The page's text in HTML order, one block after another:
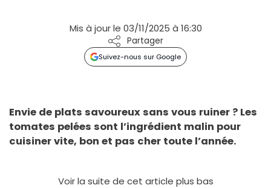
Mis à jour le 03/11/2025 à 16:30
Partager
Suivez-nous sur Google
Envie de plats savoureux sans vous ruiner ? Les
tomates pelées sont l’ingrédient malin pour
cuisiner vite, bon et pas cher toute l’année.
Voir la suite de cet article plus bas